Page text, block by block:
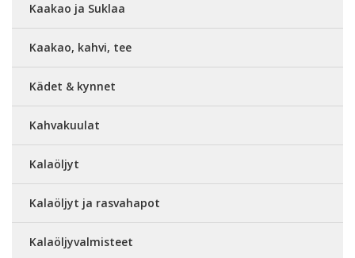
Kaakao ja Suklaa
Kaakao, kahvi, tee
Kädet & kynnet
Kahvakuulat
Kalaöljyt
Kalaöljyt ja rasvahapot
Kalaöljyvalmisteet